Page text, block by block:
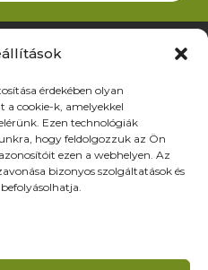
érdekében olyan
cookie-k, amelyekkel
Ezen technológiák
hogy feldolgozzuk az Ön
ezen a webhelyen. Az
bizonyos szolgáltatások és